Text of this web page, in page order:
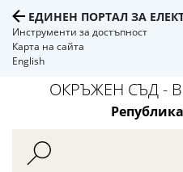
ЕДИНЕН ПОРТАЛ ЗА
Инструменти за достъпност
Карта на сайта
English
ОКРЪЖЕН СЪД -